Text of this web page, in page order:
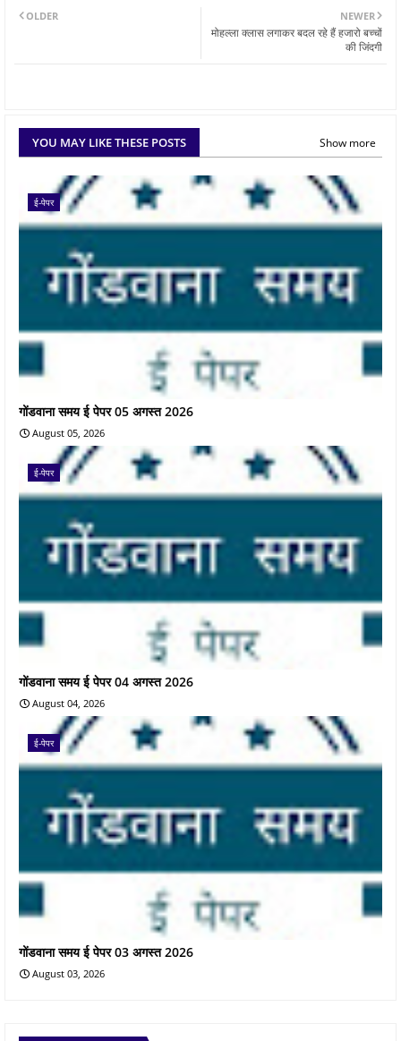
NEWER
मोहल्ला क्लास लगाकर बदल रहे हैं हजारो बच्चों
की जिंदगी
OLDER
YOU MAY LIKE THESE POSTS Show more
ई-पेपर
गोंडवाना समय ई पेपर 05 अगस्त 2026
August 05, 2026
ई-पेपर
गोंडवाना समय ई पेपर 04 अगस्त 2026
August 04, 2026
ई-पेपर
गोंडवाना समय ई पेपर 03 अगस्त 2026
August 03, 2026